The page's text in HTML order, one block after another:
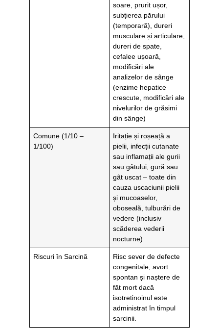
soare, prurit ușor,
subțierea părului
(temporară), dureri
musculare și articulare,
dureri de spate,
cefalee ușoară,
modificări ale
analizelor de sânge
(enzime hepatice
crescute, modificări ale
nivelurilor de grăsimi
din sânge)
Comune (1/10 –
1/100)
Iritație și roșeață a
pielii, infecții cutanate
sau inflamații ale gurii
sau gâtului, gură sau
gât uscat – toate din
cauza uscaciunii pielii
și mucoaselor,
oboseală, tulburări de
vedere (inclusiv
scăderea vederii
nocturne)
Riscuri în Sarcină
Risc sever de defecte
congenitale, avort
spontan și naștere de
făt mort dacă
isotretinoinul este
administrat în timpul
sarcinii.